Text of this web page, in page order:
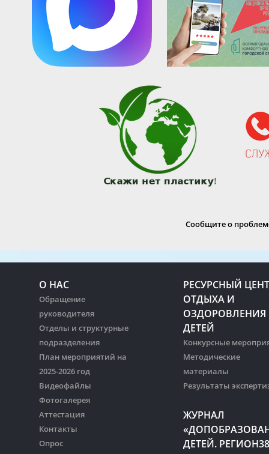
Сообщите о
О НАС
Обращение
руководителя
Отделы и структурные
подразделения
План мероприятий на
2025-2026 год
Видеофайлы
Фотогалерея
Аттестация
Контакты
Опрос
РЕСУРСНЫЙ
ОТДЫХА И
ОЗДОРОВЛЕНИЯ
ДЕТЕЙ
Конкурсные
Методические
материалы
Результаты
ЖУРНАЛ
ДЕТЕЙ.